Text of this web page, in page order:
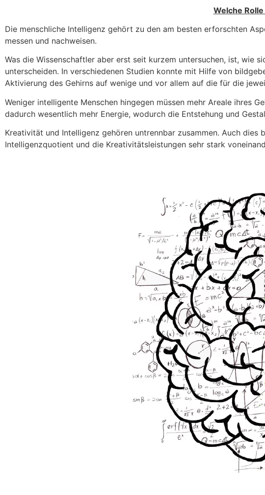
Welche
Die menschliche Intelligenz gehört zu den am besten erforschten
messen und nachweisen.
Was die Wissenschaftler aber erst seit kurzem untersuchen, ist, wie
unterscheiden. In verschiedenen Studien konnte mit Hilfe von
Aktivierung des Gehirns auf wenige und vor allem auf die für die
Weniger intelligente Menschen hingegen müssen mehr Areale ihres
dadurch wesentlich mehr Energie, wodurch die Entstehung und
Kreativität und Intelligenz gehören untrennbar zusammen. Auch
Intelligenzquotient und die Kreativitätsleistungen sehr stark